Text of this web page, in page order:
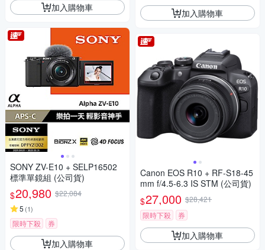
加入購物車
SONY ZV-E10 + SELP16502
標準單鏡組 (公司貨)
$20,980 $22,084
5 (1)
限時下殺 券
加入購物車
加入購物車
Canon EOS R10 + RF-S18-45
mm f/4.5-6.3 IS STM (公司貨)
$27,000 $28,421
限時下殺
券
加入購物車